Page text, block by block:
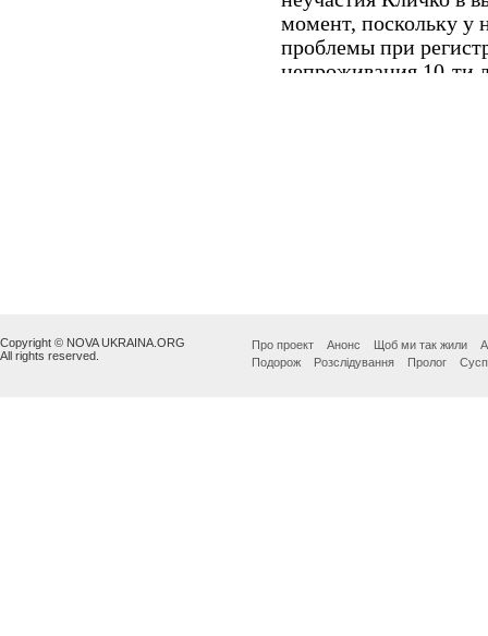
Copyright © NOVA UKRAINA.ORG
All rights reserved.
Про проект Анонс Щоб ми так жили
Подорож
Розслідування Пролог